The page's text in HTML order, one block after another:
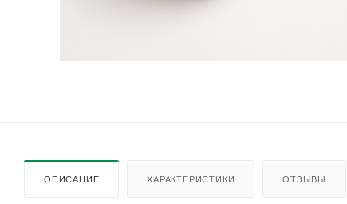
ОПИСАНИЕ ХАРАКТЕРИСТИКИ ОТЗЫВЫ